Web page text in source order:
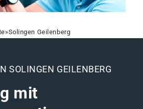
»Solingen Geilenberg
SOLINGEN GEILENBERG
mit